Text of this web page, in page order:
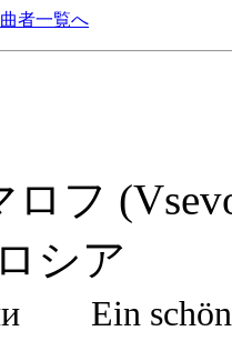
者一覧へ
フ
シア
schöner